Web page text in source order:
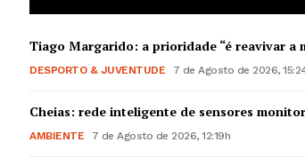
Tiago Margarido: a prioridade “é reavivar a
DESPORTO & JUVENTUDE 7 de Agosto de 2026,
Cheias: rede inteligente de sensores
AMBIENTE 7 de Agosto de 2026, 12:19h